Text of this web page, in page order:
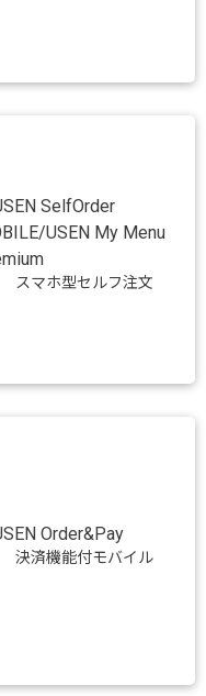
スマホ型セルフ注文
決済機能付モバイル